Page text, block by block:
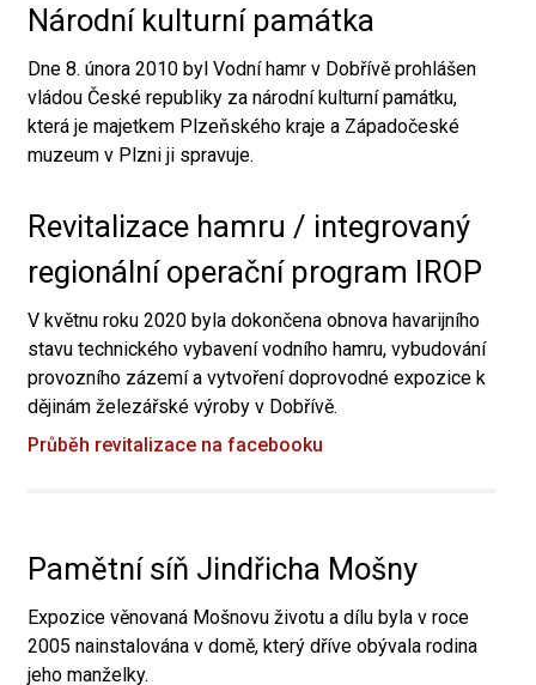
Národní kulturní památka
Dne 8. února 2010 byl Vodní hamr v Dobřívě prohlášen
vládou České republiky za národní kulturní památku,
která je majetkem Plzeňského kraje a Západočeské
muzeum v Plzni ji spravuje.
Revitalizace hamru / integrovaný
regionální operační program IROP
V květnu roku 2020 byla dokončena obnova havarijního
stavu technického vybavení vodního hamru, vybudování
provozního zázemí a vytvoření doprovodné expozice k
dějinám železářské výroby v Dobřívě.
Průběh revitalizace na facebooku
Pamětní síň Jindřicha Mošny
Expozice věnovaná Mošnovu životu a dílu byla v roce
2005 nainstalována v domě, který dříve obývala rodina
jeho manželky.